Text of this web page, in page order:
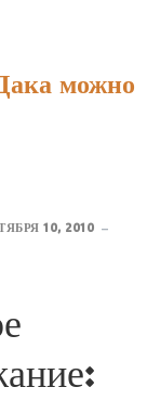
можно
10, 2010